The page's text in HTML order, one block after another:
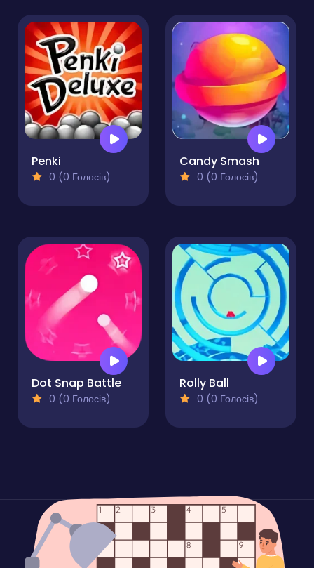
Penki
0 (0 Голосів)
Candy Smash
0 (0 Голосів)
Dot Snap Battle
0 (0 Голосів)
Rolly Ball
0 (0 Голосів)